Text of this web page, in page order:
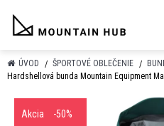
ÚVOD ŠPORTOVÉ OBLEČENIE
Hardshellová bunda Mountain Equipment
Akcia -50%